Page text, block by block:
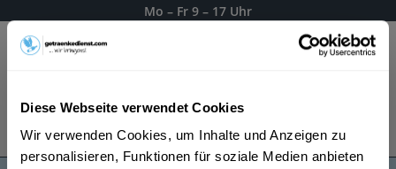
Diese Webseite verwendet Cookies
Wir verwenden Cookies, um Inhalte und Anzeigen zu
personalisieren, Funktionen für soziale Medien anbieten
Mo – Fr 9 – 17 Uhr
Es gilt unsereDatenschutzerklärung